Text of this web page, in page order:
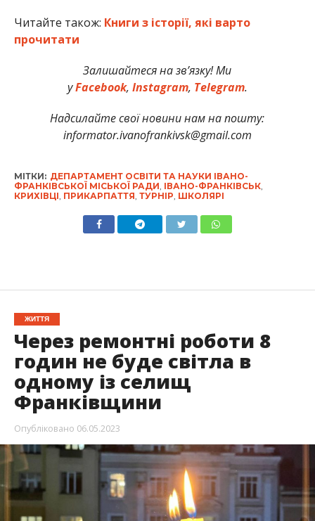
Читайте також: Книги з історії, які варто
прочитати
Залишайтеся на зв’язку! Ми
уFacebook, Instagram, Telegram.
Надсилайте свої новини нам на пошту:
informator.ivanofrankivsk@gmail.com
МІТКИ: ДЕПАРТАМЕНТ ОСВІТИ ТА НАУКИ ІВАНО-
ФРАНКІВСЬКОЇ МІСЬКОЇ РАДИ ІВАНО-ФРАНКІВСЬК,
КРИХІВЦІ ПРИКАРПАТТЯ ТУРНІР ШКОЛЯРІ
ЖИТТЯ
Через ремонтні роботи 8
годин не буде світла в
одному із селищ
Франківщини
Опубліковано 06.05.2023